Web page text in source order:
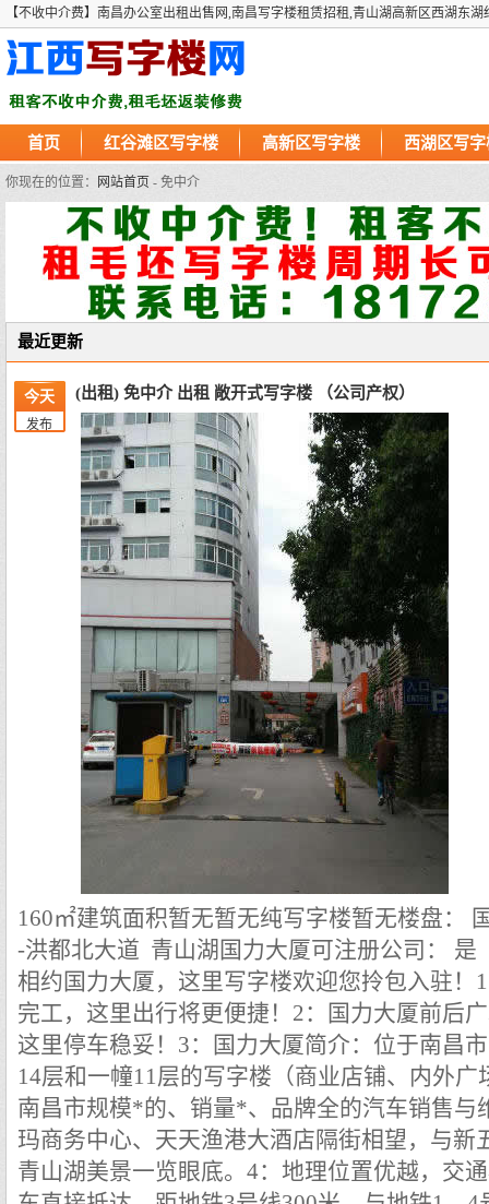
【不收中介费】南昌办公室出租出售网,南昌写字楼租赁招租,青山湖高新区西湖东
首页 红谷滩区写字楼 高新区写字楼 西湖区写字
你现在的位置： 网站首页 - 免中介
最近更新
今天
发布
(出租) 免中介 出租 敞开式写字楼 （公司产权）
160㎡建筑面积暂无暂无纯写字楼暂无楼盘：
-洪都北大道 青山湖国力大厦可注册公司： 是
相约国力大厦，这里写字楼欢迎您拎包入驻！
完工，这里出行将更便捷！ 2：国力大厦前后
这里停车稳妥！ 3：国力大厦简介：位于南昌
14层和一幢11层的写字楼（商业店铺、内外
南昌市规模*的、销量*、品牌全的汽车销售与
玛商务中心、天天渔港大酒店隔街相望，与新
青山湖美景一览眼底。 4：地理位置优越，交